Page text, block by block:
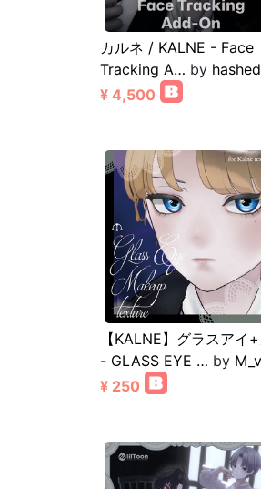
カルネ / KALNE - Face
Tracking A… by
¥ 4,500
【KALNE】グラスアイ
- GLASS EYE … by
¥ 250